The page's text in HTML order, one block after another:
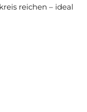
reichen – ideal